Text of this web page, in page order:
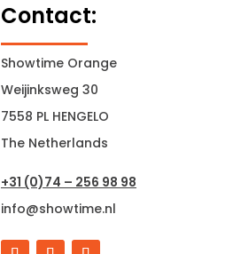
Contact:
Showtime Orange
Weijinksweg 30
7558 PL HENGELO
The Netherlands
+31 (0)74 – 256 98 98
info@showtime.nl